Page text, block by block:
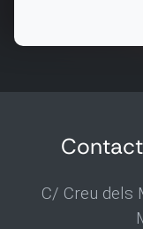
C/ Creu dels